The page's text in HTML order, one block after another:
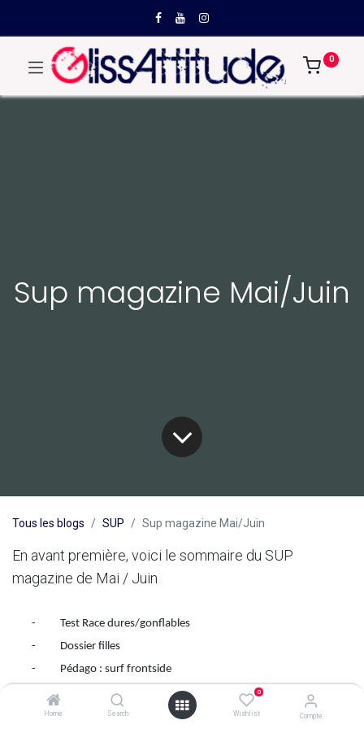
Home Search
0
Wishlist Compte
0
Sup magazine Mai/Juin
Tous les blogs SUP Sup magazine Mai/Juin
En avant première, voici le sommaire du SUP
magazine de Mai / Juin
- Test Race dures/gonflables
- Dossier filles
- Pédago : surf frontside
- Spot de France : Cannes
- Trip Lanzarote